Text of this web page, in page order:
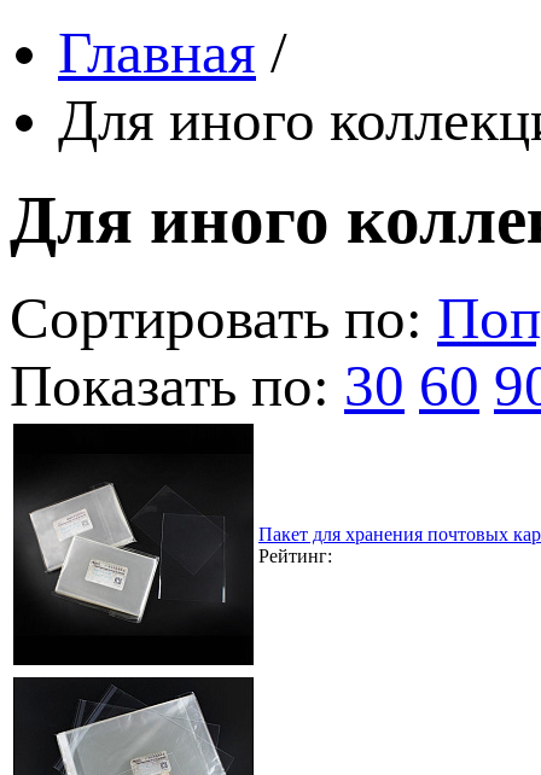
Главная /
Для иного
Для иного
Сортировать по:
Показать по: 30 60
Пакет для хранения почтовых
Рейтинг: